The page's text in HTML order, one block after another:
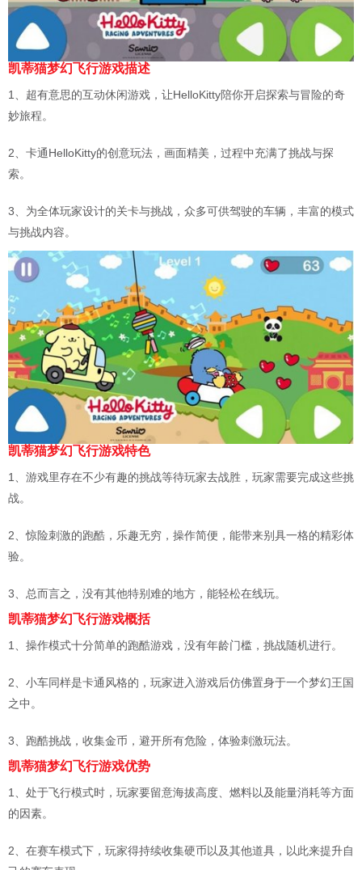
凯蒂猫梦幻飞行游戏描述
1、超有意思的互动休闲游戏，让HelloKitty陪你开启探索与冒险的奇
妙旅程。
2、卡通HelloKitty的创意玩法，画面精美，过程中充满了挑战与探
索。
3、为全体玩家设计的关卡与挑战，众多可供驾驶的车辆，丰富的模式
与挑战内容。
凯蒂猫梦幻飞行游戏特色
1、游戏里存在不少有趣的挑战等待玩家去战胜，玩家需要完成这些挑
战。
2、惊险刺激的跑酷，乐趣无穷，操作简便，能带来别具一格的精彩体
验。
3、总而言之，没有其他特别难的地方，能轻松在线玩。
凯蒂猫梦幻飞行游戏概括
1、操作模式十分简单的跑酷游戏，没有年龄门槛，挑战随机进行。
2、小车同样是卡通风格的，玩家进入游戏后仿佛置身于一个梦幻王国
之中。
3、跑酷挑战，收集金币，避开所有危险，体验刺激玩法。
凯蒂猫梦幻飞行游戏优势
1、处于飞行模式时，玩家要留意海拔高度、燃料以及能量消耗等方面
的因素。
2、在赛车模式下，玩家得持续收集硬币以及其他道具，以此来提升自